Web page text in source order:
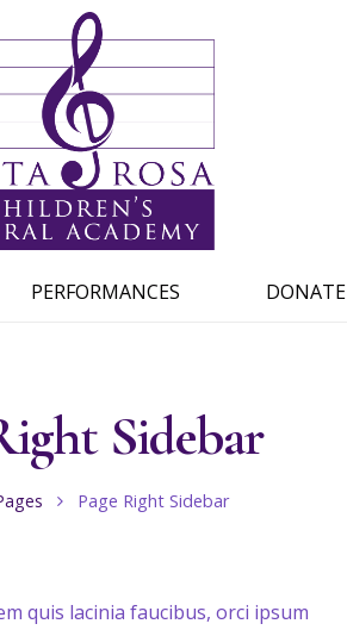
PERFORMANCES DONATE
Sidebar
Page Right Sidebar
quis lacinia faucibus, orci ipsum